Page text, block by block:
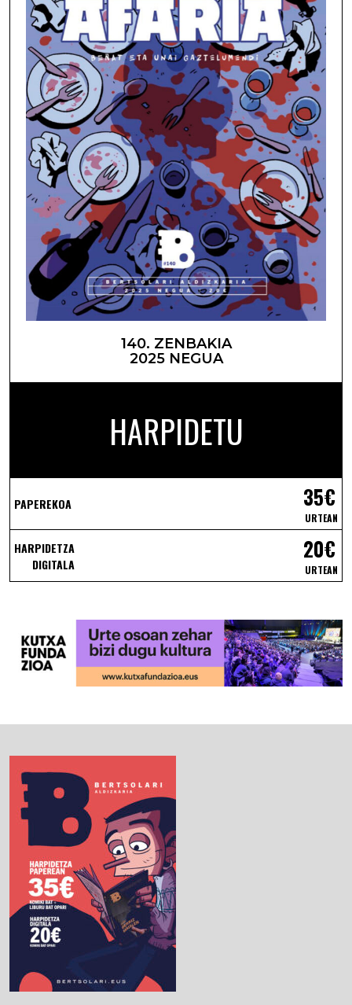
140. ZENBAKIA
2025 NEGUA
HARPIDETU
PAPEREKOA 35€
URTEAN
HARPIDETZA
DIGITALA
20€
URTEAN